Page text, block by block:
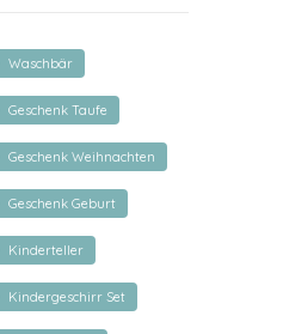
Waschbär
Geschenk Taufe
Geschenk Weihnachten
Geschenk Geburt
Kinderteller
Kindergeschirr Set